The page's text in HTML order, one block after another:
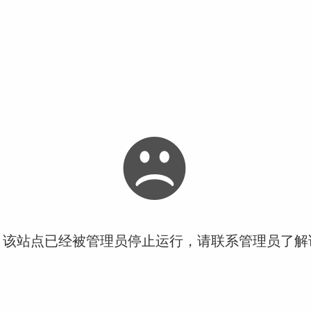
站点已经被管理员停止运行，请联系管理员了